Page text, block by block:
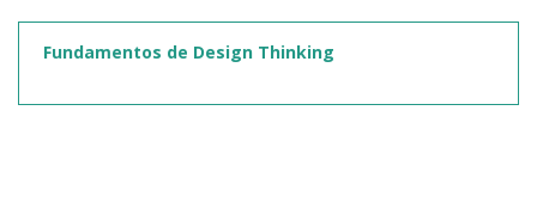
Fundamentos de Design Thinking